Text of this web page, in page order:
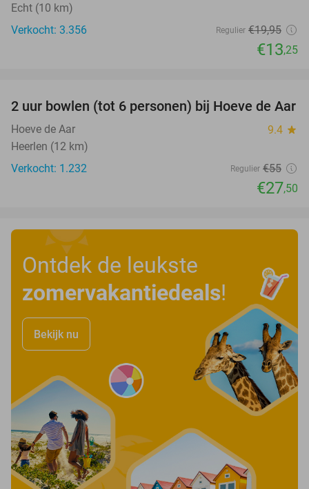
Echt (10 km)
Verkocht: 3.356
Regulier €19,95
€13,25
50%
2 uur bowlen (tot 6 personen) bij Hoeve de Aar
Hoeve de Aar 9.4 star
Heerlen (12 km)
Verkocht: 1.232
Regulier €55
€27,50
Ontdek de leukste
zomervakantiedeals!
Bekijk nu